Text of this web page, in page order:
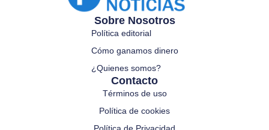
Sobre Nosotros
Política editorial
Cómo ganamos dinero
¿Quienes somos?
Contacto
Términos de uso
Política de cookies
Política de Privacidad